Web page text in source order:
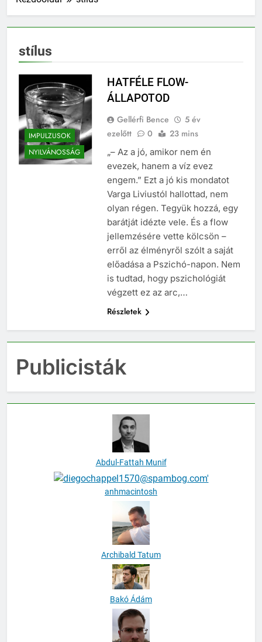
stílus
IMPULZUSOK
NYILVÁNOSSÁG
HATFÉLE FLOW-
ÁLLAPOTOD
Gellérfi Bence
5 év
ezelőtt
0 23 mins
„– Az a jó, amikor nem én
evezek, hanem a víz evez
engem.” Ezt a jó kis mondatot
Varga Liviustól hallottad, nem
olyan régen. Tegyük hozzá, egy
barátját idézte vele. És a flow
jellemzésére vette kölcsön –
erről az élményről szólt a saját
előadása a Pszichó-napon. Nem
is tudtad, hogy pszichológiát
végzett ez az arc,…
Részletek
Publicisták
Abdul-Fattah Munif
anhmacintosh
Archibald Tatum
Bakó Ádám